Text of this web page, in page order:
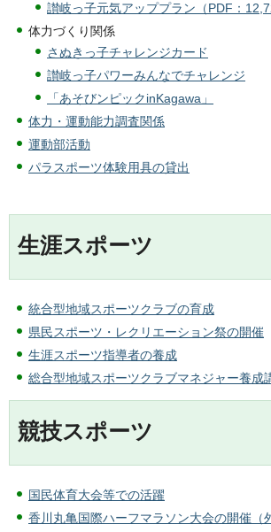
讃岐っ子元気アッププラン（PDF：
体力づくり関係
さぬきっ子チャレンジカード
讃岐っ子パワーみんなでチャレンジ
「あそびンピックinKagawa」
体力・運動能力調査関係
運動部活動
パラスポーツ体験用具の貸出
生涯スポーツ
統合型地域スポーツクラブの育成
県民スポーツ・レクリエーション祭の開催
生涯スポーツ指導者の養成
総合型地域スポーツクラブマネジャー養成
競技スポーツ
国民体育大会等での活躍
香川丸亀国際ハーフマラソン大会の開催（